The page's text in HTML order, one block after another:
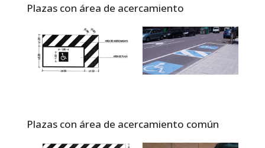
Plazas con área de acercamiento
Plazas con área de acercamiento común